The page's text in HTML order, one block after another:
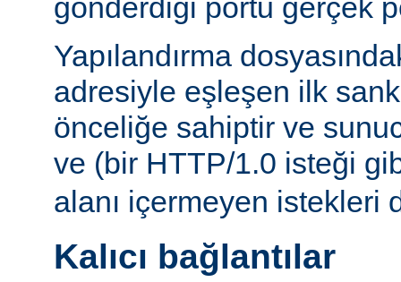
gönderdiği portu gerçek
Yapılandırma
adresiyle eşleşen ilk
önceliğe sahiptir ve
ve (bir HTTP/1.0 isteği
alanı içermeyen istekleri
Kalıcı bağlantılar